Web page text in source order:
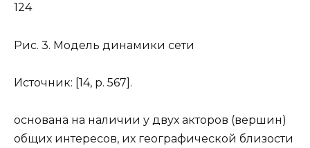
124
Рис. 3. Модель динамики сети
Источник: [14, р. 567].
основана на наличии у двух акторов (вершин)
общих интересов, их географической близости